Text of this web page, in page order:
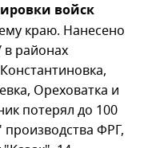
войск
краю. Нанесено
районах
Ореховатка и
потерял до 100
ФРГ,